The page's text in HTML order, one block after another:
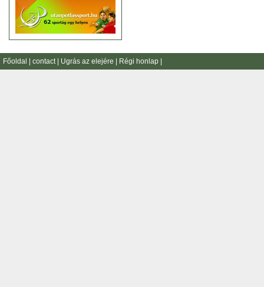
Főoldal | contact | Ugrás az elejére | Régi honlap |